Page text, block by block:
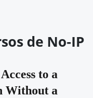
de No-IP
to a
Without a